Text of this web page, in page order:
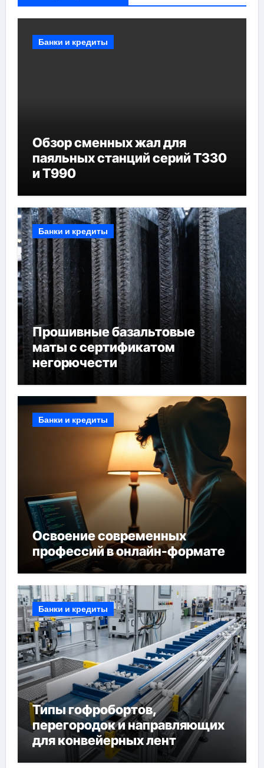
Банки и кредиты
Обзор сменных жал для
паяльных станций серий T330
и T990
Банки и кредиты
Прошивные базальтовые
маты с сертификатом
негорючести
Банки и кредиты
Освоение современных
профессий в онлайн-формате
Банки и кредиты
Типы гофробортов,
перегородок и направляющих
для конвейерных лент